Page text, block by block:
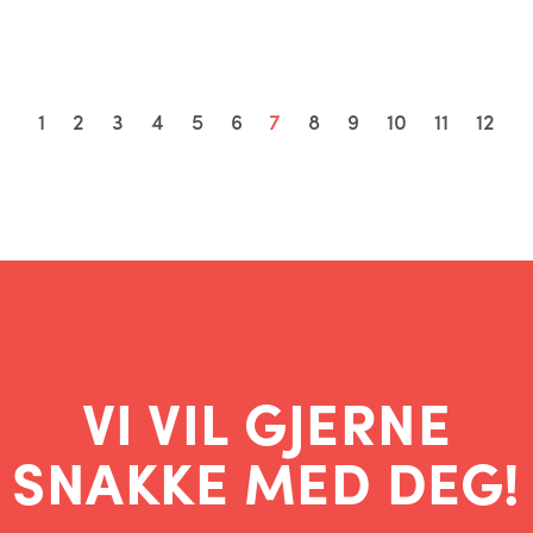
1 2 3 4 5 6 7 8 9 10 11 12
VI VIL GJERNE
SNAKKE MED DEG!